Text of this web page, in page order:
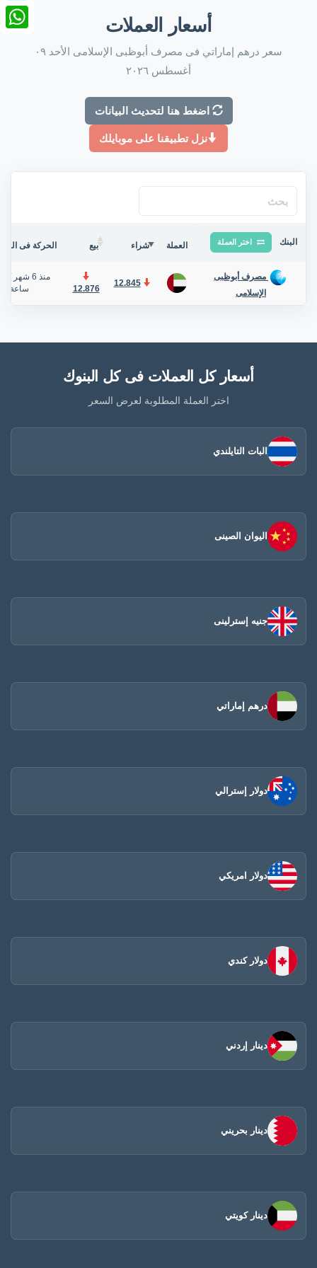
أسعار العملات
سعر درهم إماراتي فى مصرف أبوظبى الإسلامى الأحد ٠٩
أغسطس ٢٠٢٦
اضغط هنا لتحديث البيانات
نزل تطبيقنا على موبايلك
البنك اختر العملة العملة شراء بيع الحركة فى
مصرف أبوظبى
الإسلامى
12.845
12.876
منذ 6 شهر
/
ساعة
أسعار كل العملات فى كل البنوك
اختر العملة المطلوبة لعرض السعر
البات التايلندي
اليوان الصينى​
جنيه إسترلينى
درهم إماراتي
دولار إسترالي
دولار امريكي
دولار كندي
دينار إردني
دينار بحريني
دينار كويتي